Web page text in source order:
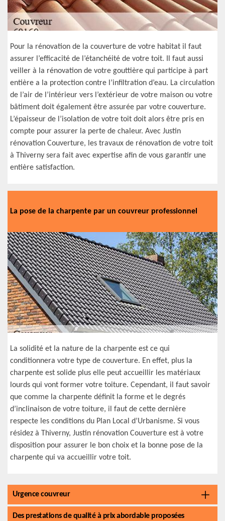
Pour la rénovation de la couverture de votre habitat il faut
assurer l’efficacité de l’étanchéité de votre toit. Il faut aussi
veiller à la rénovation de votre gouttière qui participe à part
entière a la protection contre l’infiltration d’eau. La circulation
de l’air de l’intérieur vers l’extérieur de votre maison ou votre
bâtiment doit également être assurée par votre couverture.
L’épaisseur de l’isolation de votre toit doit alors être pris en
compte pour assurer la perte de chaleur. Avec Justin
rénovation Couverture, les travaux de rénovation de votre toit
à Thiverny sera fait avec expertise afin de vous garantir une
entière satisfaction.
La pose de la charpente par un couvreur professionnel
La solidité et la nature de la charpente est ce qui
conditionnera votre type de couverture. En effet, plus la
charpente est solide plus elle peut accueillir les matériaux
lourds qui vont former votre toiture. Cependant, il faut savoir
que comme la charpente définit la forme et le degrés
d’inclinaison de votre toiture, il faut de cette dernière
respecte les conditions du Plan Local d’Urbanisme. Si vous
résidez à Thiverny, Justin rénovation Couverture est à votre
disposition pour assurer le bon choix et la bonne pose de la
charpente qui va accueillir votre toit.
Urgence couvreur
Des prestations de qualité à prix abordable proposées